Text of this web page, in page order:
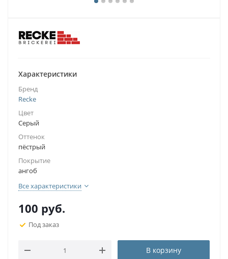
Характеристики
Бренд
Recke
Цвет
Серый
Оттенок
пёстрый
Покрытие
ангоб
Все характеристики
100 руб.
Под заказ
В корзину